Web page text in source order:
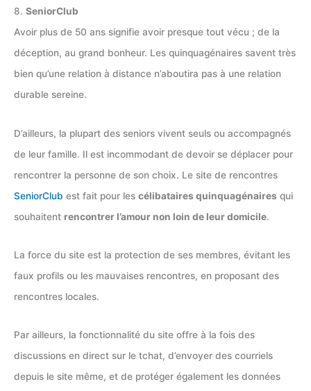
8. SeniorClub
Avoir plus de 50 ans signifie avoir presque tout vécu ; de la
déception, au grand bonheur. Les quinquagénaires savent très
bien qu’une relation à distance n’aboutira pas à une relation
durable sereine.
D’ailleurs, la plupart des seniors vivent seuls ou accompagnés
de leur famille. Il est incommodant de devoir se déplacer pour
rencontrer la personne de son choix. Le site de rencontres
SeniorClub est fait pour les célibataires quinquagénaires qui
souhaitent rencontrer l’amour non loin de leur domicile.
La force du site est la protection de ses membres, évitant les
faux profils ou les mauvaises rencontres, en proposant des
rencontres locales.
Par ailleurs, la fonctionnalité du site offre à la fois des
discussions en direct sur le tchat, d’envoyer des courriels
depuis le site même, et de protéger également les données